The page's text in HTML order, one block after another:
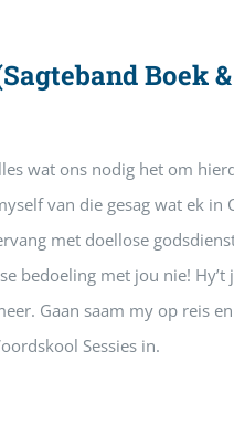
Boek
wat ons nodig het om
van die gesag wat ek
met doellose
bedoeling met jou nie!
Gaan saam my op reis
Sessies in.